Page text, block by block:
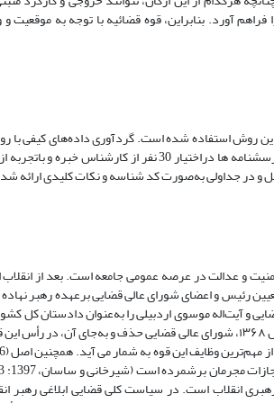
آورد. بنابراین، قوه قضائیه با توجه به موقعیت
روش استفاده شده است. گردآوری داده‌های کیفی
که ابتدا به تهیه پرسش درباره موضوع اصلی پژوهش پرداخته شد؛ در ادامه
و در جداولی به‌‌صورت کد شناسه و نکات کلیدی ارائه
و عدالت در عرصه عمومی جامعه است. بعد از
و آیت‌اله موسوی اردبیلی را به‌عنوان دادستان کل
کنند (موسوی خمینی، 1378، ج 12: 16۴-16۳). در بازنگری قانون اساسی در سال ۱۳۶۸، شورای